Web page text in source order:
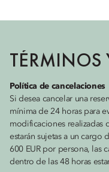
Política de cancelaciones
Si desea cancelar una
mínima de 24 horas para
modificaciones realizadas
estarán sujetas a un cargo
600 EUR por persona, las
dentro de las 48 horas